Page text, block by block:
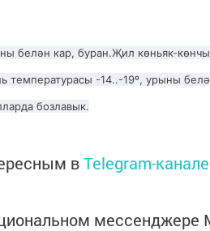
белән кар, буран.Җил көньяк-
температурасы -14..-19º, урыны
бозлавык.
вTelegram-канале
мессенджере